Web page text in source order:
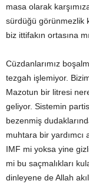
masa olarak
sürdüğü görünmezlik
biz ittifakın ortasına
Cüzdanlarımız
tezgah işlemiyor.
Mazotun bir litresi
geliyor. Sistemin
bezenmiş
muhtara bir yardımcı
IMF mi yoksa yine
mi bu saçmalıkları
dinleyene de Allah